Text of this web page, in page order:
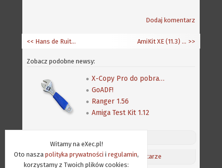
Witamy na eXec.pl!
Oto nasza polityka prywatności i regulamin,
korzystamy z Twoich plików cookies:
Dodaj komentarz
AmiKit XE (11.3) dla Vampire >>
<< Hans de Ruiter - jak szybciej kompilować dla AmigaOS 4
Zobacz podobne newsy:
X-Copy Pro do pobrania także z Amiga Future
GoADF!
Ranger 1.56
Amiga Test Kit 1.12
Aktualności/Ostatnie komentarze